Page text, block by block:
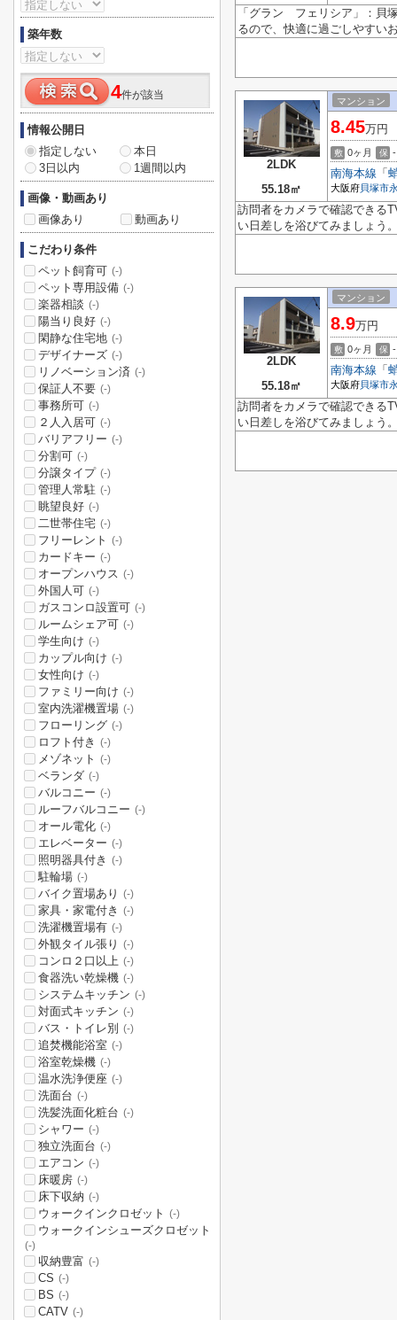
「グラン フェリシア」：貝
るので、快適に過ごしやすい
2LDK
55.18㎡
マンション
8.45万円
敷 0ヶ月 保 -
南海本線 「
大阪府貝塚市
訪問者をカメラで確認できる
い日差しを浴びてみましょう
2LDK
55.18㎡
マンション
8.9万円
敷 0ヶ月 保 -
南海本線 「
大阪府貝塚市
訪問者をカメラで確認できる
い日差しを浴びてみましょう
築年数
4件が該当
情報公開日
指定しない
本日
3日以内
1週間以内
画像・動画あり
画像あり
動画あり
こだわり条件
ペット飼育可 (-)
ペット専用設備 (-)
楽器相談 (-)
陽当り良好 (-)
閑静な住宅地 (-)
デザイナーズ (-)
リノベーション済 (-)
保証人不要 (-)
事務所可 (-)
２人入居可 (-)
バリアフリー (-)
分割可 (-)
分譲タイプ (-)
管理人常駐 (-)
眺望良好 (-)
二世帯住宅 (-)
フリーレント (-)
カードキー (-)
オープンハウス (-)
外国人可 (-)
ガスコンロ設置可 (-)
ルームシェア可 (-)
学生向け (-)
カップル向け (-)
女性向け (-)
ファミリー向け (-)
室内洗濯機置場 (-)
フローリング (-)
ロフト付き (-)
メゾネット (-)
ベランダ (-)
バルコニー (-)
ルーフバルコニー (-)
オール電化 (-)
エレベーター (-)
照明器具付き (-)
駐輪場 (-)
バイク置場あり (-)
家具・家電付き (-)
洗濯機置場有 (-)
外観タイル張り (-)
コンロ２口以上 (-)
食器洗い乾燥機 (-)
システムキッチン (-)
対面式キッチン (-)
バス・トイレ別 (-)
追焚機能浴室 (-)
浴室乾燥機 (-)
温水洗浄便座 (-)
洗面台 (-)
洗髪洗面化粧台 (-)
シャワー (-)
独立洗面台 (-)
エアコン (-)
床暖房 (-)
床下収納 (-)
ウォークインクロゼット (-)
ウォークインシューズクロゼット
(-)
収納豊富 (-)
CS (-)
BS (-)
CATV (-)